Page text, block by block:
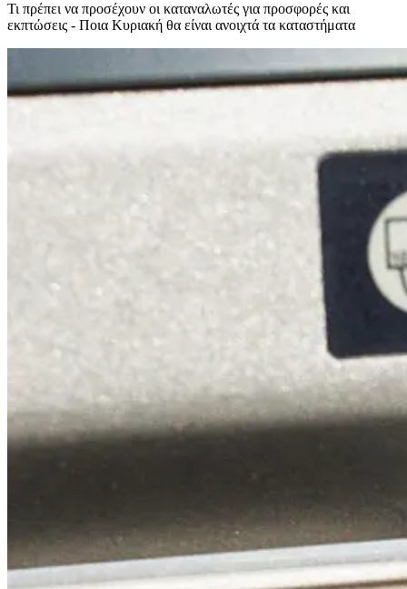
Τι πρέπει να προσέχουν οι καταναλωτές για προσφορές και
εκπτώσεις - Ποια Κυριακή θα είναι ανοιχτά τα καταστήματα